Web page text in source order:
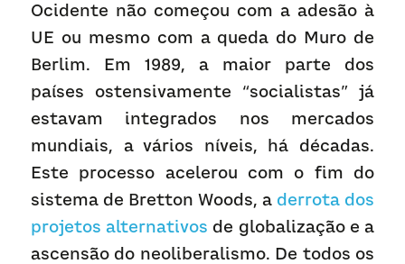
Ocidente não começou com a adesão à
UE ou mesmo com a queda do Muro de
Berlim. Em 1989, a maior parte dos
países ostensivamente “socialistas” já
estavam integrados nos mercados
mundiais, a vários níveis, há décadas.
Este processo acelerou com o fim do
sistema de Bretton Woods, a derrota dos
projetos alternativos de globalização e a
ascensão do neoliberalismo. De todos os